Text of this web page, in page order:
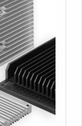
de
nylon,
atual no
com
e serviços que
detalhes
por muitas
do cliente. É
sempre ser